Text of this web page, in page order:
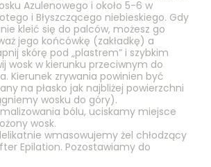
Azulenowego i około 5-6 w
i Błyszczącego niebieskiego. Gdy
kleić się do palców, możesz go
jego końcówkę (zakładkę) a
skórę pod „plastrem” i szybkim
wosk w kierunku przeciwnym do
Kierunek zrywania powinien być
na płasko jak najbliżej powierzchni
wosku do góry).
bólu, uciskamy miejsce
wosk.
wmasowujemy żel chłodzący
Epilation. Pozostawiamy do